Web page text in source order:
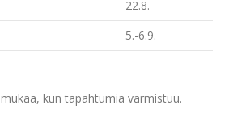
22.8.
5.-6.9.
kun tapahtumia varmistuu.